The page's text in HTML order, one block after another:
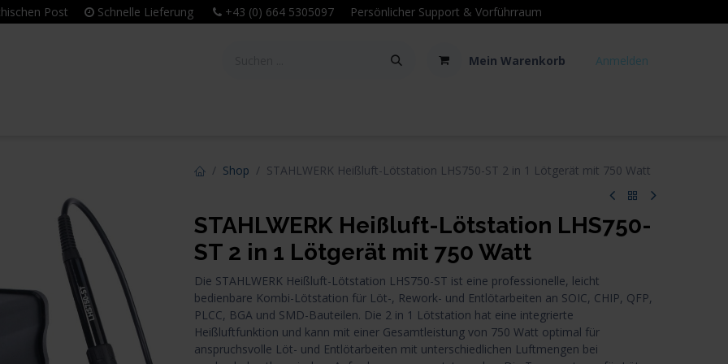
Post Schnelle Lieferung +43 (0) 664 5305097 Persönlicher Support & Vorführraum
Mein Warenkorb Anmelden
Shop STAHLWERK Heißluft-Lötstation LHS750-ST 2 in 1 Lötgerät mit 750 Watt
STAHLWERK Heißluft-Lötstation LHS750-
ST 2 in 1 Lötgerät mit 750 Watt
Die STAHLWERK Heißluft-Lötstation LHS750-ST ist eine professionelle, leicht
bedienbare Kombi-Lötstation für Löt-, Rework- und Entlötarbeiten an SOIC, CHIP, QFP,
PLCC, BGA und SMD-Bauteilen. Die 2 in 1 Lötstation hat eine integrierte
Heißluftfunktion und kann mit einer Gesamtleistung von 750 Watt optimal für
anspruchsvolle Löt- und Entlötarbeiten mit unterschiedlichen Luftmengen bei